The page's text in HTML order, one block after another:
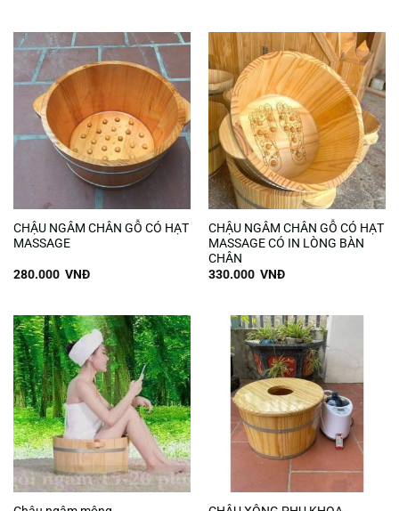
CHẬU NGÂM CHÂN GỖ CÓ HẠT
MASSAGE
280.000 VNĐ
CHẬU NGÂM CHÂN GỖ CÓ HẠT
MASSAGE CÓ IN LÒNG BÀN
CHÂN
330.000 VNĐ